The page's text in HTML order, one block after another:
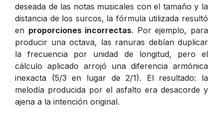
deseada de las notas musicales con el tamaño y la
distancia de los surcos, la fórmula utilizada resultó
en proporciones incorrectas. Por ejemplo, para
producir una octava, las ranuras debían duplicar
la frecuencia por unidad de longitud, pero el
cálculo aplicado arrojó una diferencia armónica
inexacta (5/3 en lugar de 2/1). El resultado: la
melodía producida por el asfalto era desacorde y
ajena a la intención original.